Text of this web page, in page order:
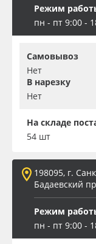
Баннер
Заготовки для
Режим
пн - пт 9:00 -
Самовывоз
Нет
В нарезку
Нет
На складе
54 шт
198095, г.
Бадаевский
Режим
пн - пт 9:00 -